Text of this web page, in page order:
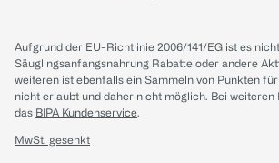
Aufgrund der EU-Richtlinie 2006/141/EG ist es
Säuglingsanfangsnahrung Rabatte oder andere
weiteren ist ebenfalls ein Sammeln von Punkten
nicht erlaubt und daher nicht möglich. Bei weiteren
das BIPA Kundenservice.
MwSt. gesenkt